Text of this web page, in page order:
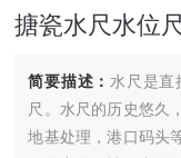
搪瓷水尺水位尺
简要描述： 水尺是直
尺。水尺的历史悠久
地基处理，港口码头